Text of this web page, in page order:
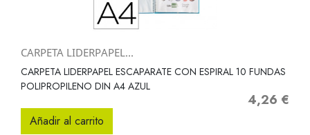
CARPETA LIDERPAPEL...
CARPETA LIDERPAPEL ESCAPARATE CON ESPIRAL 10 FUNDAS
POLIPROPILENO DIN A4 AZUL
Precio
4,26 €
Añadir al carrito